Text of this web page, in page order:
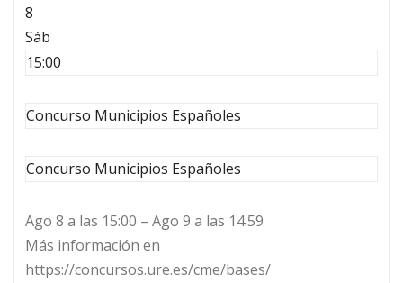
8
Sáb
15:00
Concurso Municipios Españoles
Concurso Municipios Españoles
Ago 8 a las 15:00 – Ago 9 a las 14:59
Más información en
https://concursos.ure.es/cme/bases/